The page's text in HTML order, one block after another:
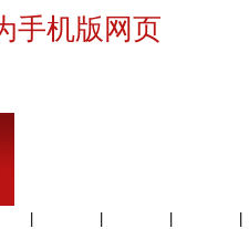
手机版网页